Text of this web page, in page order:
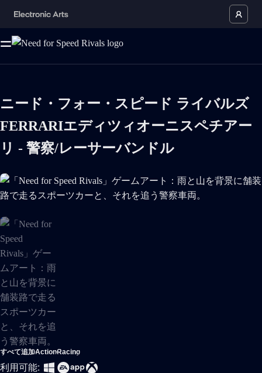
ニード・フォー・スピード ライバルズ
FERRARIエディツィオーニスペチアー
リ - 警察/レーサーバンドル
「Need for Speed Rivals」ゲームアート：雨と山を背景に舗
すべて追加ActionRacing
利用可能: